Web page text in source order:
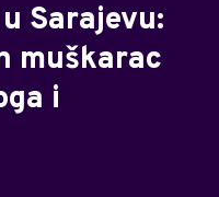
Sarajevu:
muškarac
i